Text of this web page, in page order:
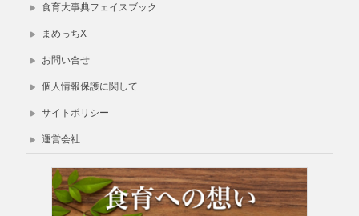
食育大事典フェイスブック
まめっちX
お問い合せ
個人情報保護に関して
サイトポリシー
運営会社